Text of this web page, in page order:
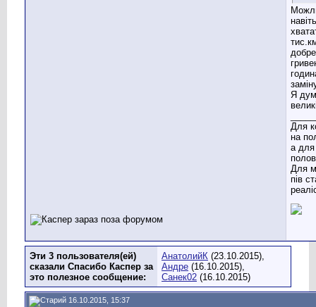
Я
Для
на
а для
Для
пів
Эти 3 пользователя(ей)
сказали Спасибо Каспер за
это полезное сообщение:
АнатолийК (23.10.2015),
Андре (16.10.2015),
Санек02 (16.10.2015)
16.10.2015, 15:37